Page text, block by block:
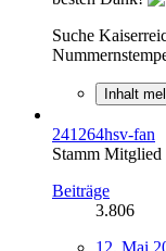
Suche
Inhalt
241264hsv-fan
Stamm Mitglied
Beiträge
3.806
12. Mai